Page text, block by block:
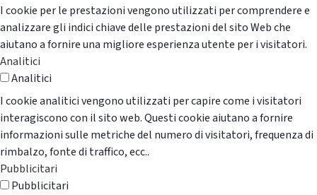
I cookie per le prestazioni vengono utilizzati per comprendere e
analizzare gli indici chiave delle prestazioni del sito Web che
aiutano a fornire una migliore esperienza utente per i visitatori.
Analitici
Analitici
I cookie analitici vengono utilizzati per capire come i visitatori
interagiscono con il sito web. Questi cookie aiutano a fornire
informazioni sulle metriche del numero di visitatori, frequenza di
rimbalzo, fonte di traffico, ecc..
Pubblicitari
Pubblicitari